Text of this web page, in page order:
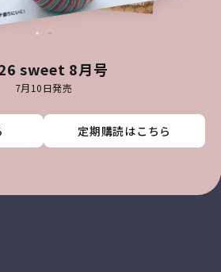
sweet 8月号
7月10日発売
定期購読はこちら
定期購読はこちら
定期購読はこちら
定期購読はこちら